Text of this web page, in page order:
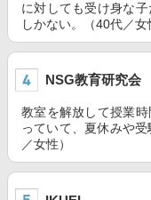
に対しても受け身な
しかない。（40代／女
NSG教育研究会
教室を解放して授業
っていて、夏休みや
／女性）